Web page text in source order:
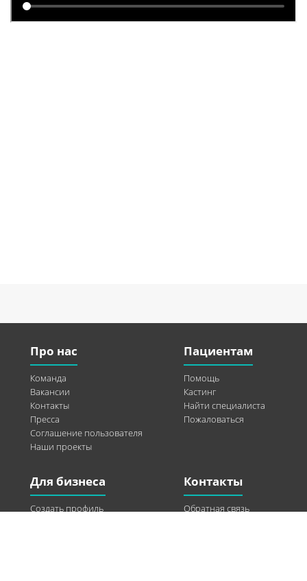
Про нас
Команда
Вакансии
Контакты
Пресса
Соглашение пользователя
Наши проекты
Пациентам
Помощь
Кастинг
Найти специалиста
Пожаловаться
Для бизнеса
Создать профиль
Контакты
Обратная связь